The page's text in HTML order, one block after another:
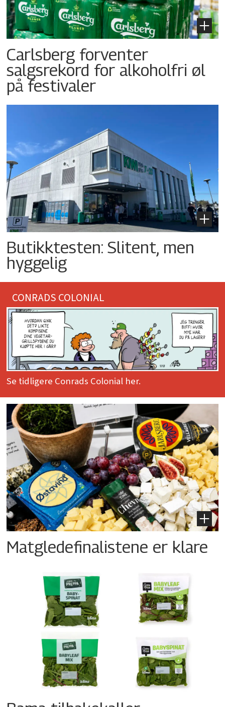
Carlsberg forventer
salgsrekord for alkoholfri øl
på festivaler
Butikktesten: Slitent, men
hyggelig
CONRADS COLONIAL
Se tidligere Conrads Colonial her.
Matgledefinalistene er klare